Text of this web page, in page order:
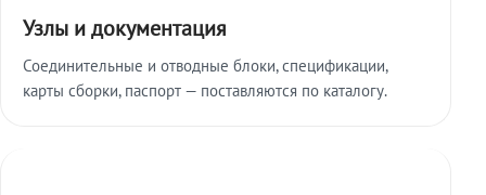
Узлы и документация
Соединительные и отводные блоки, спецификации,
карты сборки, паспорт — поставляются по каталогу.